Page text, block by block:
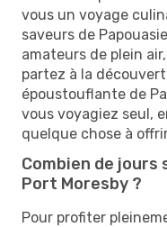
vous un voyage
saveurs de
amateurs de plein
partez à la
époustouflante de
vous voyagiez seul,
quelque chose à
Combien de
Port Moresby ?
Pour profiter